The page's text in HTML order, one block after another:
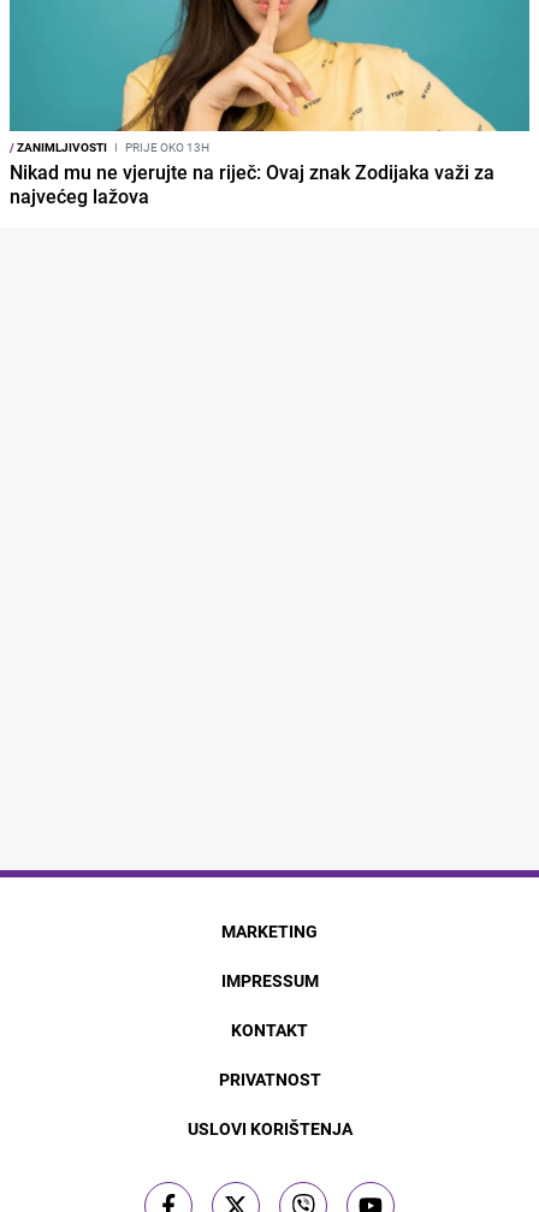
/ZANIMLJIVOSTI I PRIJE OKO 13H
Nikad mu ne vjerujte na riječ: Ovaj znak Zodijaka važi za
najvećeg lažova
MARKETING
IMPRESSUM
KONTAKT
PRIVATNOST
USLOVI KORIŠTENJA